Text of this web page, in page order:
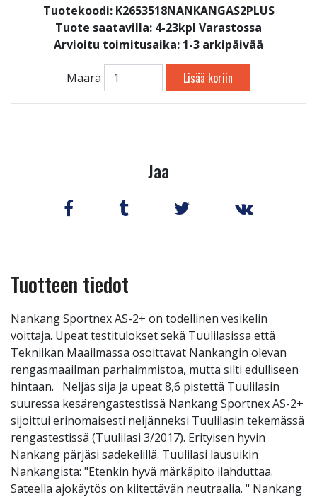
Tuotekoodi: K2653518NANKANGAS2PLUS
Tuote saatavilla: 4-23kpl Varastossa
Arvioitu toimitusaika: 1-3 arkipäivää
Määrä Lisää koriin
Jaa
Tuotteen tiedot
Nankang Sportnex AS-2+ on todellinen vesikelin
voittaja. Upeat testitulokset sekä Tuulilasissa että
Tekniikan Maailmassa osoittavat Nankangin olevan
rengasmaailman parhaimmistoa, mutta silti edulliseen
hintaan. Neljäs sija ja upeat 8,6 pistettä Tuulilasin
suuressa kesärengastestissä Nankang Sportnex AS-2+
sijoittui erinomaisesti neljänneksi Tuulilasin tekemässä
rengastestissä (Tuulilasi 3/2017). Erityisen hyvin
Nankang pärjäsi sadekelillä. Tuulilasi lausuikin
Nankangista: "Etenkin hyvä märkäpito ilahduttaa.
Sateella ajokäytös on kiitettävän neutraalia. " Nankang